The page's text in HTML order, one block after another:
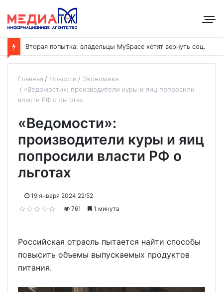
Вторая попытка: владельцы MySpace хотят вернуть соцсеть на рынок
Главная Новости
Экономика
«Ведомости»: производители куры и яиц попросили
власти РФ о льготах
«Ведомости»:
производители куры и яиц
попросили власти РФ о
льготах
19 января 2024 22:52
761
1 минута
Российская отрасль пытается найти способы
повысить объемы выпускаемых продуктов
питания.